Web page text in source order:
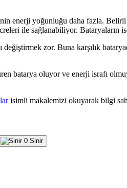
enerji yoğunluğu daha fazla.
ile sağlanabiliyor. Bataryaların
zor. Buna karşılık
batarya oluyor ve enerji israfı
isimli makalemizi okuyarak bilgi
0 Sinir